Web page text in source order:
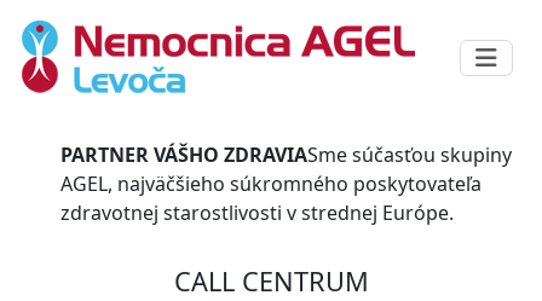
PARTNER VÁŠHO ZDRAVIASme súčasťou skupiny
AGEL, najväčšieho súkromného poskytovateľa
zdravotnej starostlivosti v strednej Európe.
CALL CENTRUM